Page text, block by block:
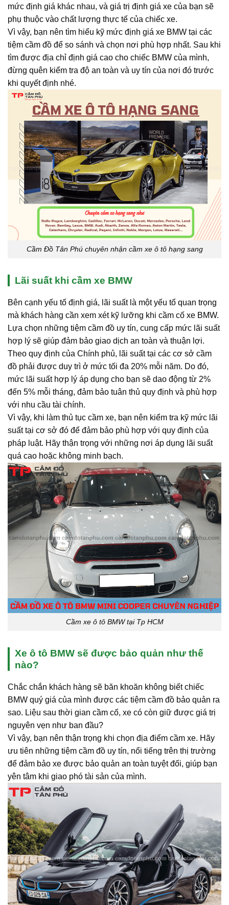
mức định giá khác nhau, và giá trị định giá xe của bạn sẽ
phụ thuộc vào chất lượng thực tế của chiếc xe.
Vì vậy, bạn nên tìm hiểu kỹ mức định giá xe BMW tại các
tiệm cầm đồ để so sánh và chọn nơi phù hợp nhất. Sau khi
tìm được địa chỉ định giá cao cho chiếc BMW của mình,
đừng quên kiểm tra độ an toàn và uy tín của nơi đó trước
khi quyết định nhé.
Cầm Đồ Tân Phú chuyên nhận cầm xe ô tô hạng sang
Lãi suất khi cầm xe BMW
Bên cạnh yếu tố định giá, lãi suất là một yếu tố quan trọng
mà khách hàng cần xem xét kỹ lưỡng khi cầm cố xe BMW.
Lựa chọn những tiệm cầm đồ uy tín, cung cấp mức lãi suất
hợp lý sẽ giúp đảm bảo giao dịch an toàn và thuận lợi.
Theo quy định của Chính phủ, lãi suất tại các cơ sở cầm
đồ phải được duy trì ở mức tối đa 20% mỗi năm. Do đó,
mức lãi suất hợp lý áp dụng cho bạn sẽ dao động từ 2%
đến 5% mỗi tháng, đảm bảo tuân thủ quy định và phù hợp
với nhu cầu tài chính.
Vì vậy, khi làm thủ tục cầm xe, bạn nên kiểm tra kỹ mức lãi
suất tại cơ sở đó để đảm bảo phù hợp với quy định của
pháp luật. Hãy thận trọng với những nơi áp dụng lãi suất
quá cao hoặc không minh bạch.
Cầm xe ô tô BMW tại Tp HCM
Xe ô tô BMW sẽ được bảo quản như thế
nào?
Chắc chắn khách hàng sẽ băn khoăn không biết chiếc
BMW quý giá của mình được các tiệm cầm đồ bảo quản ra
sao. Liệu sau thời gian cầm cố, xe có còn giữ được giá trị
nguyên vẹn như ban đầu?
Vì vậy, bạn nên thận trọng khi chọn địa điểm cầm xe. Hãy
ưu tiên những tiệm cầm đồ uy tín, nổi tiếng trên thị trường
để đảm bảo xe được bảo quản an toàn tuyệt đối, giúp bạn
yên tâm khi giao phó tài sản của mình.